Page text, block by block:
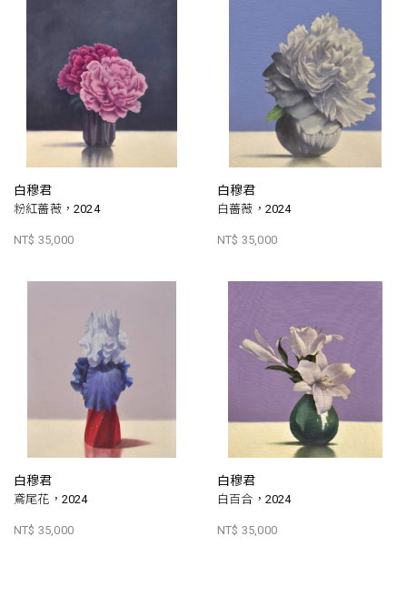
白穆君
粉紅薔薇，2024
NT$ 35,000
白穆君
白薔薇，2024
NT$ 35,000
白穆君
鳶尾花，2024
NT$ 35,000
白穆君
白百合，2024
NT$ 35,000